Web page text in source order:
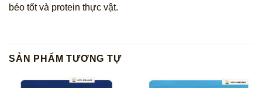
béo tốt và protein thực vật.
SẢN PHẨM TƯƠNG TỰ